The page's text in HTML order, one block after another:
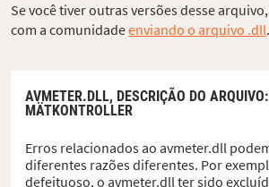
Se você tiver outras versões desse
com a comunidadeenviando o arquivo .dll.
AVMETER.DLL, DESCRIÇÃO DO ARQUIVO:
MÄTKONTROLLER
Erros relacionados ao avmeter.dll
diferentes razões diferentes. Por
defeituoso, o avmeter.dll ter sido